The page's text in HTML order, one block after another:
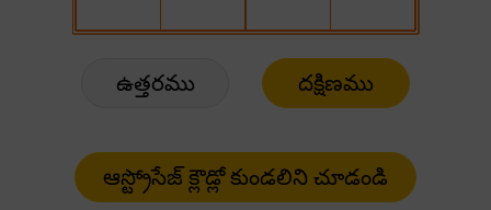
ఉత్తరము దక్షిణము